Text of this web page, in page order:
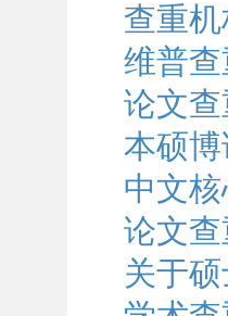
查重
维普
论文
本硕
中文
论文
关于